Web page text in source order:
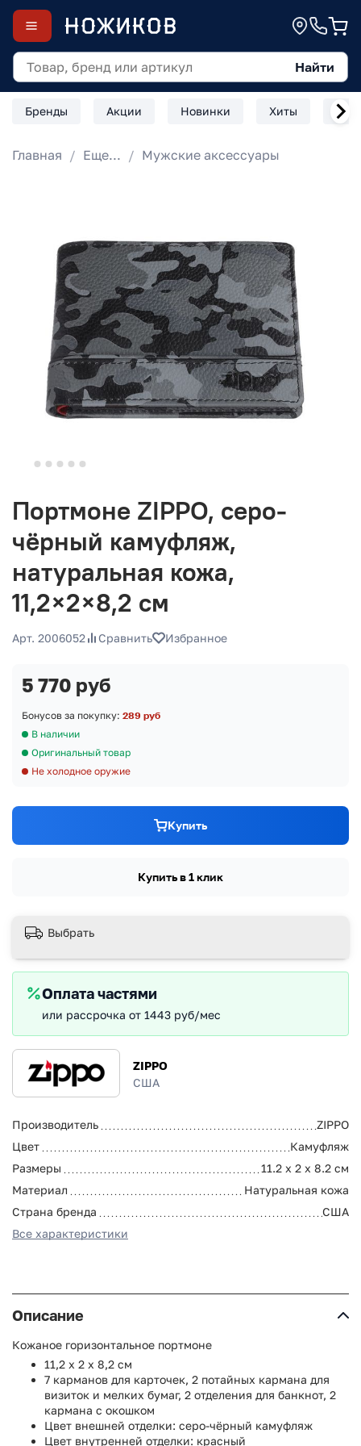
Найти
Бренды Акции Новинки Хиты
Главная Еще... Мужские аксессуары
Портмоне ZIPPO, серо-
чёрный камуфляж,
натуральная кожа,
11,2×2×8,2 см
Арт. 2006052 Сравнить Избранное
ZIPPO
США
Производитель
ZIPPO
Цвет
Камуфляж
Размеры
11.2 x 2 x 8.2 см
Материал
Натуральная кожа
Страна бренда
США
Все характеристики
5 770 руб
Бонусов за покупку: 289 руб
В наличии
Оригинальный товар
Не холодное оружие
Купить
Купить в 1 клик
Выбрать
Оплата частями
или рассрочка от 1443 руб/мес
Описание
Кожаное горизонтальное портмоне
11,2 x 2 x 8,2 см
7 карманов для карточек, 2 потайных кармана для
визиток и мелких бумаг, 2 отделения для банкнот, 2
кармана с окошком
Цвет внешней отделки: серо-чёрный камуфляж
Цвет внутренней отделки: красный